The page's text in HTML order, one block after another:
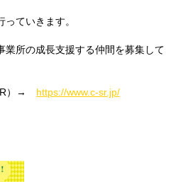
ていきます。
業所の成長支援する仲間を募集して
）→ https://www.c-sr.jp/